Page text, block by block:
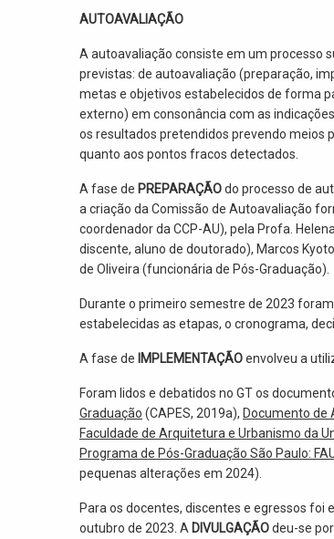
AUTOAVALIAÇÃO
A autoavaliação consiste em um processo
previstas: de autoavaliação (preparação,
metas e objetivos estabelecidos de forma
externo) em consonância com as
os resultados pretendidos prevendo meios
quanto aos pontos fracos detectados.
A fase de PREPARAÇÃOdo processo de
a criação da Comissão de Autoavaliação
coordenador da CCP-AU), pela Profa.
discente, aluno de doutorado), Marcos
de Oliveira (funcionária de Pós-Graduação).
Durante o primeiro semestre de 2023
estabelecidas as etapas, o cronograma,
A fase de IMPLEMENTAÇÃOenvolveu a
Foram lidos e debatidos no GT os
Graduação (CAPES, 2019a), Documento de
Faculdade de Arquitetura e Urbanismo da
Programa de Pós-Graduação São Paulo:
pequenas alterações em 2024).
Para os docentes, discentes e egressos foi
outubro de 2023. A DIVULGAÇÃOdeu-se